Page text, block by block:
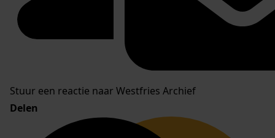
Stuur een reactie naar Westfries Archief
Delen